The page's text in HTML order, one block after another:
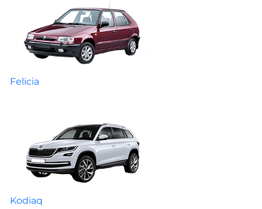
Felicia
Kodiaq